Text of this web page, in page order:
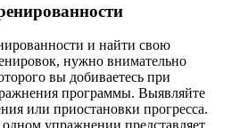
и найти свою
нужно внимательно
вы добиваетесь при
программы. Выявляйте
или приостановки прогресса.